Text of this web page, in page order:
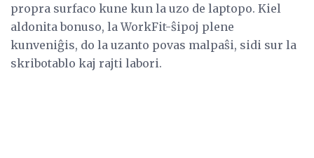
propra surfaco kune kun la uzo de laptopo. Kiel
aldonita bonuso, la WorkFit-ŝipoj plene
kunveniĝis, do la uzanto povas malpaŝi, sidi sur la
skribotablo kaj rajti labori.